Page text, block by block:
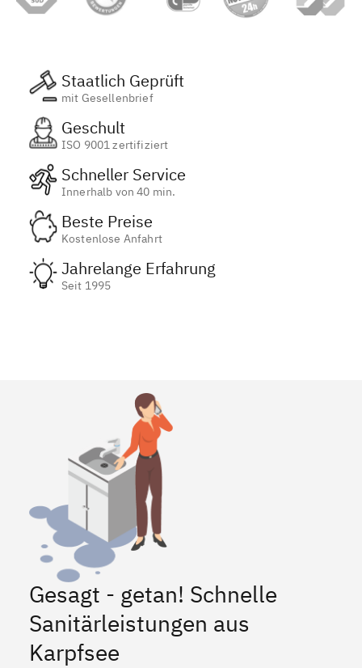
Staatlich Geprüft
mit Gesellenbrief
Geschult
ISO 9001 zertifiziert
Schneller Service
Innerhalb von 40 min.
Beste Preise
Kostenlose Anfahrt
Jahrelange Erfahrung
Seit 1995
Gesagt - getan! Schnelle
Sanitärleistungen aus
Karpfsee